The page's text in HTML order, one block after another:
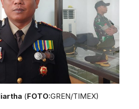
(FOTO:GREN/TIMEX)